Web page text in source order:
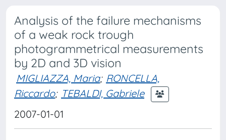
Analysis of the failure mechanisms
of a weak rock trough
photogrammetrical measurements
by 2D and 3D vision
MIGLIAZZA, Maria; RONCELLA,
Riccardo; TEBALDI, Gabriele
2007-01-01